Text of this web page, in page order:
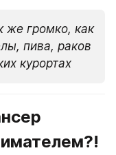
же громко, как
пива, раков
курортах